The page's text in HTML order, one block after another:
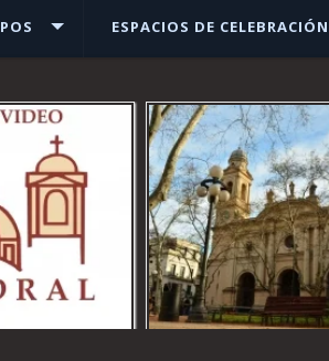
ESPACIOS DE CELEBRACIÓN
Ver más